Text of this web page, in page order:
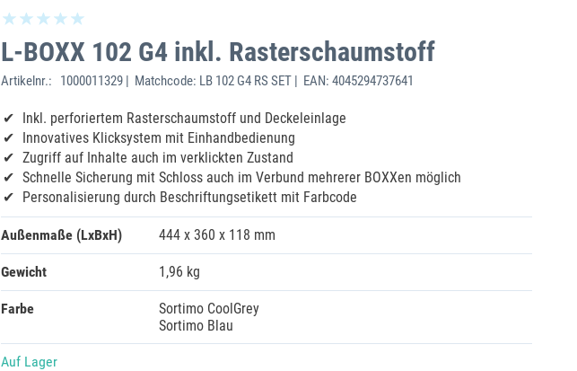
L-BOXX 102 G4 inkl. Rasterschaumstoff
Artikelnr.: 1000011329 | Matchcode: LB 102 G4 RS SET | EAN: 4045294737641
Inkl. perforiertem Rasterschaumstoff und Deckeleinlage
Innovatives Klicksystem mit Einhandbedienung
Zugriff auf Inhalte auch im verklickten Zustand
Schnelle Sicherung mit Schloss auch im Verbund mehrerer BOXXen möglich
Personalisierung durch Beschriftungsetikett mit Farbcode
Außenmaße (LxBxH) 444 x 360 x 118 mm
Gewicht 1,96 kg
Farbe
Sortimo CoolGrey
Sortimo Blau
Auf Lager